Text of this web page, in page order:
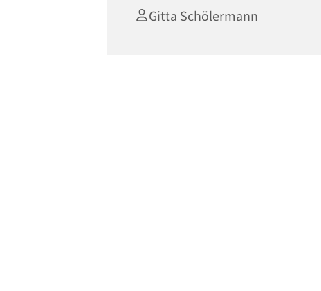
Gitta Schölermann